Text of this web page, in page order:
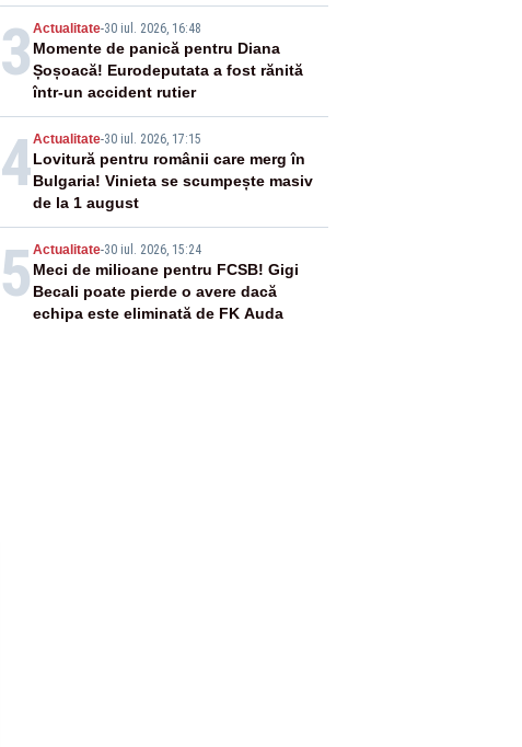
3 Actualitate-30 iul. 2026, 16:48
Momente de panică pentru Diana
Șoșoacă! Eurodeputata a fost rănită
într-un accident rutier
4Actualitate-30 iul. 2026, 17:15
Lovitură pentru românii care merg în
Bulgaria! Vinieta se scumpește masiv
de la 1 august
5 Actualitate-30 iul. 2026, 15:24
Meci de milioane pentru FCSB! Gigi
Becali poate pierde o avere dacă
echipa este eliminată de FK Auda